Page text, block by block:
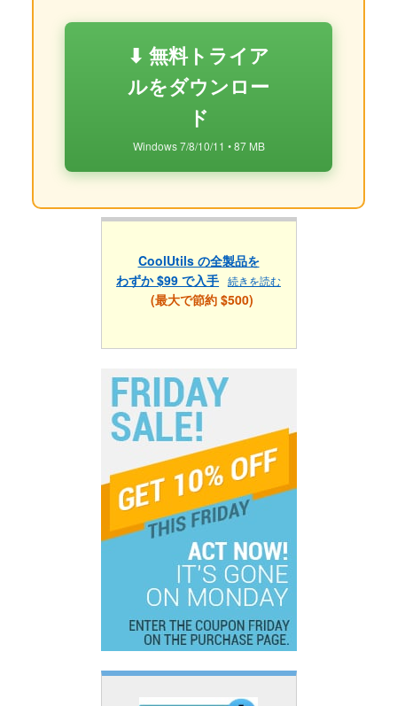
⬇ 無料トライア
ルをダウンロー
ド
Windows 7/8/10/11 • 87 MB
CoolUtils の全製品を
わずか $99 で入手 続きを読む
(最大で節約 $500)